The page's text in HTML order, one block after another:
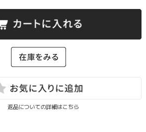
返品についての詳細はこちら